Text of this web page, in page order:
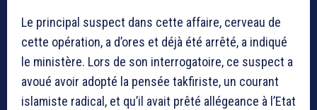
Le principal suspect dans cette affaire, cerveau de
cette opération, a d’ores et déjà été arrêté, a indiqué
le ministère. Lors de son interrogatoire, ce suspect a
avoué avoir adopté la pensée takfiriste, un courant
islamiste radical, et qu’il avait prêté allégeance à l’Etat